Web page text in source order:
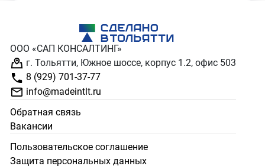
ООО «САП КОНСАЛТИНГ»
г. Тольятти, Южное шоссе, корпус 1.2, офис 503
8 (929) 701-37-77
info@madeintlt.ru
Обратная связь
Вакансии
Пользовательское соглашение
Защита персональных данных